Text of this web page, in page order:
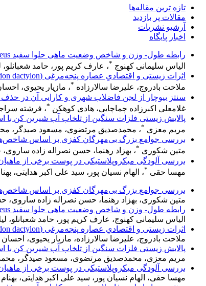
تازه ‌ترین مقاله‌ها
مقالات پر بازدید
آرشیو نشریات
اخبار پایگاه
رابطه طول- وزن و شاخص وضعیت ماهی حلوا سفید Pampus argenteus صید شده در سواحل استان هرمزگان
الیاس سلیمانی کهنوج *، عارف کریم پور، حامد شعبانلو،
اثرات زیستی و اقتصادیِ عصاره پنجه‌مرغی (Cynodon dactylon) بر رشد، پاسخ‌های ایمنی–آنتی‌اکسیدانی، بقاء در چالش WSSV و نتایج هزینه–فایدهِ میگوی سفید غربی (Boone, ۱۹۳۱) Litopenaeus vannamei
ملاحت بادروج، علیرضا سالارزاده *، مازیار یحیوی،
سنتز بیوچار از لجن فاضلاب شهری و کارایی آن در
غلامعلی اکبرزاده چماچایی، هادی کوهکن *، فرشته
پالایش زیستی فلزات سنگین از‎ ‎تلخاب آب شیرین کن با استفاده از ریزجلبک ‌‎ Dunaliella salina
مریم معزی *، محمدصدیق مرتضوی، مسعود صیدگر،
بررسی جوامع بزرگ بی‌مهرگان کفزی بر اساس
متین شکوری *، بهزاد رهنما، حسن نصراله زاده
بررسی آلودگی میکروپلاستیکی در پوست برخی از
مهسا حقی *، الهام نسیان پور، سید علی اکبر هدایتی،
بررسی جوامع بزرگ بی‌مهرگان کفزی بر اساس
متین شکوری، بهزاد رهنما، حسن نصراله زاده ساروی،
رابطه طول- وزن و شاخص وضعیت ماهی حلوا سفید Pampus argenteus صید شده در سواحل استان هرمزگان
الیاس سلیمانی کهنوج، عارف کریم پور، حامد شعبانلو،
اثرات زیستی و اقتصادیِ عصاره پنجه‌مرغی (Cynodon dactylon) بر رشد، پاسخ‌های ایمنی–آنتی‌اکسیدانی، بقاء در چالش WSSV و نتایج هزینه–فایدهِ میگوی سفید غربی (Boone, ۱۹۳۱) Litopenaeus vannamei
ملاحت بادروج، علیرضا سالارزاده، مازیار یحیوی، احسان
پالایش زیستی فلزات سنگین از‎ ‎تلخاب آب شیرین کن با استفاده از ریزجلبک ‌‎ Dunaliella salina
مریم معزی، محمدصدیق مرتضوی، مسعود صیدگر،
بررسی آلودگی میکروپلاستیکی در پوست برخی از
مهسا حقی، الهام نسیان پور، سید علی اکبر هدایتی،